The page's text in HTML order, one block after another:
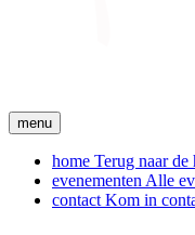
menu
home Terug naar de
evenementen Alle
contact Kom in